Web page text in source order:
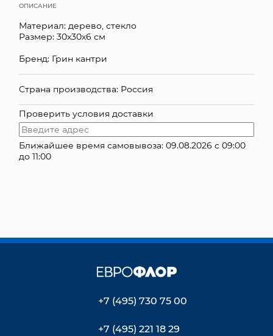
ОПТОВЫМ КЛИЕНТАМ
ОПИСАНИЕ
Материал: дерево, стекло
Размер: 30х30х6 см
Бренд: Грин кантри
Страна производства: Россия
Проверить условия доставки
Ближайшее время самовывоза: 09.08.2026 с 09:00
до 11:00
+7 (495) 730 75 00
+7 (495) 221 18 29